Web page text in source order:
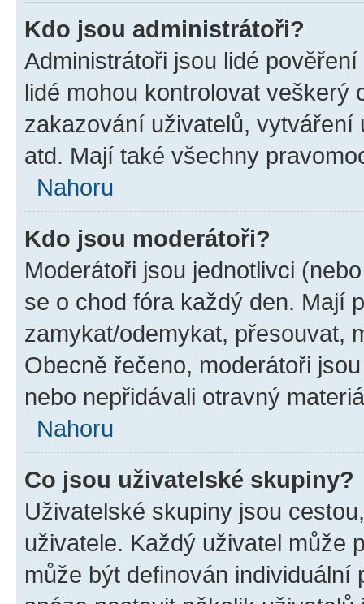
Kdo jsou administrátoři?
Administrátoři jsou lidé
lidé mohou kontrolovat veškerý
zakazování uživatelů,
atd. Mají také všechny
Nahoru
Kdo jsou moderátoři?
Moderátoři jsou jednotlivci
se o chod fóra každý den. Mají
zamykat/odemykat, přesouvat,
Obecně řečeno, moderátoři
nebo nepřidávali otravný
Nahoru
Co jsou uživatelské skupiny?
Uživatelské skupiny jsou
uživatele. Každý uživatel může
může být definován individuální